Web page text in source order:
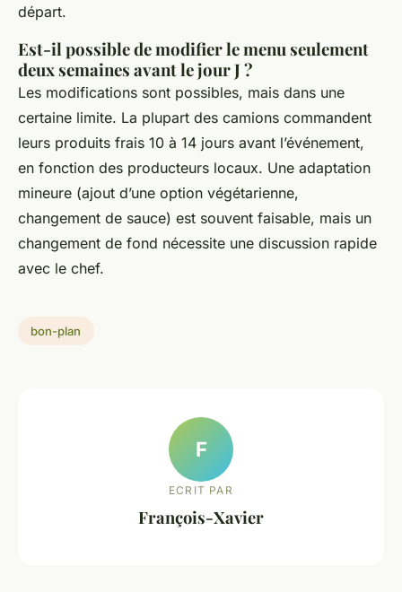
départ.
Est-il possible de modifier le menu seulement
deux semaines avant le jour J ?
Les modifications sont possibles, mais dans une
certaine limite. La plupart des camions commandent
leurs produits frais 10 à 14 jours avant l’événement,
en fonction des producteurs locaux. Une adaptation
mineure (ajout d’une option végétarienne,
changement de sauce) est souvent faisable, mais un
changement de fond nécessite une discussion rapide
avec le chef.
bon-plan
F
ECRIT PAR
François-Xavier